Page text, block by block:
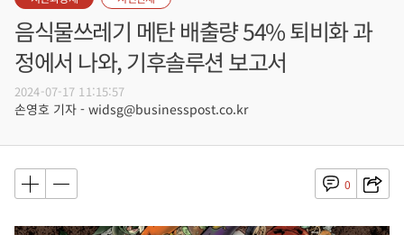
음식물쓰레기 메탄 배출량 54% 퇴비화 과
정에서 나와, 기후솔루션 보고서
2024-07-17 11:15:57
손영호 기자 - widsg@businesspost.co.kr
0